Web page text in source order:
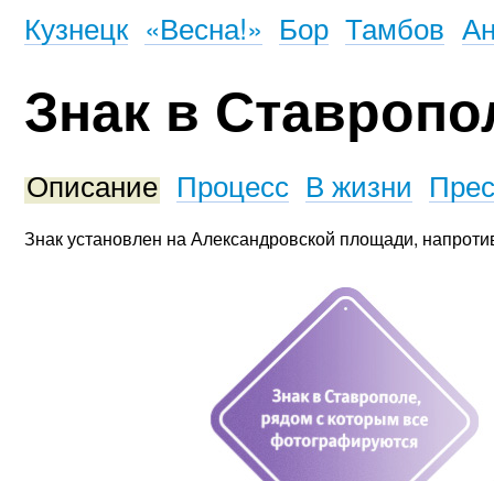
Кузнецк «Весна!» Бор Тамбов
Знак в
Описание Процесс В жизни
Знак установлен на Александровской площади,